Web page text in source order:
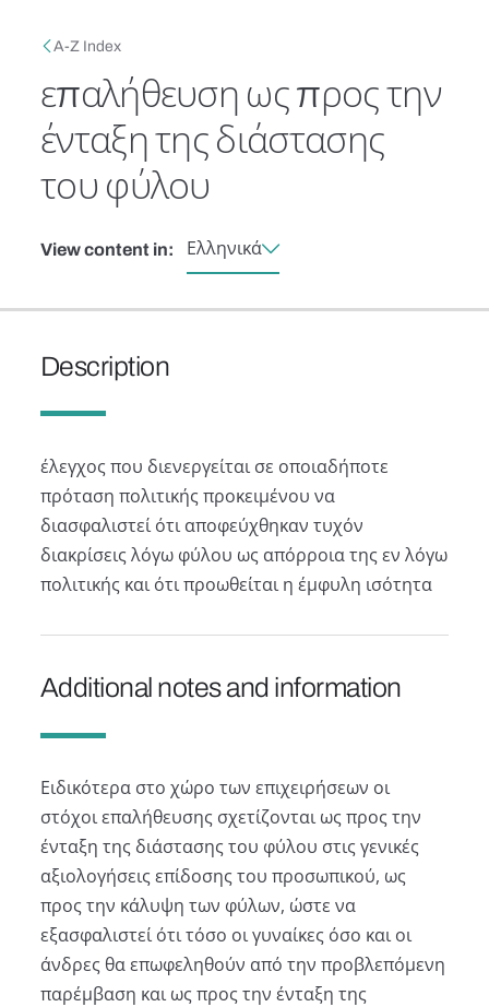
Breadcrumb
A-Z Index
επαλήθευση ως προς την
ένταξη της διάστασης
του φύλου
View content in: Ελληνικά
Description
έλεγχος που διενεργείται σε οποιαδήποτε
πρόταση πολιτικής προκειμένου να
διασφαλιστεί ότι αποφεύχθηκαν τυχόν
διακρίσεις λόγω φύλου ως απόρροια της εν λόγω
πολιτικής και ότι προωθείται η έμφυλη ισότητα
Additional notes and information
Ειδικότερα στο χώρο των επιχειρήσεων οι
στόχοι επαλήθευσης σχετίζονται ως προς την
ένταξη της διάστασης του φύλου στις γενικές
αξιολογήσεις επίδοσης του προσωπικού, ως
προς την κάλυψη των φύλων, ώστε να
εξασφαλιστεί ότι τόσο οι γυναίκες όσο και οι
άνδρες θα επωφεληθούν από την προβλεπόµενη
παρέµβαση και ως προς την ένταξη της